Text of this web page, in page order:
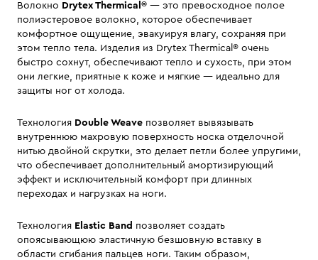
Волокно Drytex Thermical® — это превосходное полое
полиэстеровое волокно, которое обеспечивает
комфортное ощущение, эвакуируя влагу, сохраняя при
этом тепло тела. Изделия из Drytex Thermical® очень
быстро сохнут, обеспечивают тепло и сухость, при этом
они легкие, приятные к коже и мягкие — идеально для
защиты ног от холода.
Технология Double Weave позволяет вывязывать
внутреннюю махровую поверхность носка отделочной
нитью двойной скрутки, это делает петли более упругими,
что обеспечивает дополнительный амортизирующий
эффект и исключительный комфорт при длинных
переходах и нагрузках на ноги.
Технология Elastic Band позволяет создать
опоясывающюю эластичную безшовную вставку в
области сгибания пальцев ноги. Таким образом,